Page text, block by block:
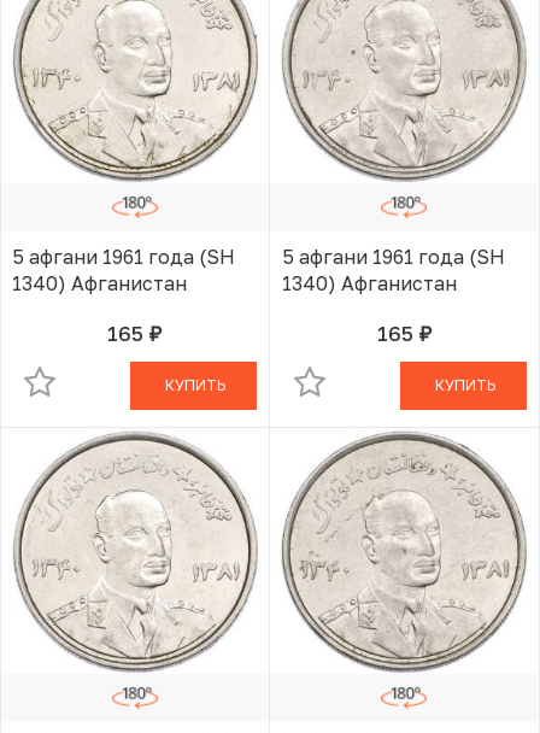
5 афгани 1961 года (SH
1340) Афганистан
165 руб.В КОРЗИНЕ
КУПИТЬ
5 афгани 1961 года (SH
1340) Афганистан
165 руб.В КОРЗИНЕ
КУПИТЬ